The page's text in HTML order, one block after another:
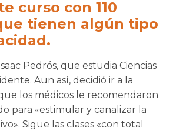
curso con 110
tienen algún tipo
Pedrós, que estudia Ciencias
Aun así, decidió ir a la
los médicos le recomendaron
para «estimular y canalizar la
Sigue las clases «con total